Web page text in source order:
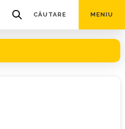
CĂUTARE MENIU